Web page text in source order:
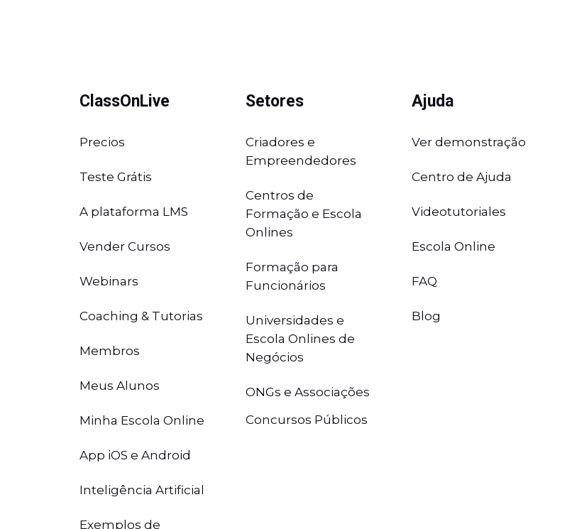
ClassOnLive
Precios
Teste Grátis
A plataforma LMS
Vender Cursos
Webinars
Coaching & Tutorias
Membros
Meus Alunos
Minha Escola Online
App iOS e Android
Inteligência Artificial
Exemplos de
Setores
Criadores e
Empreendedores
Centros de
Formação e Escola
Onlines
Formação para
Funcionários
Universidades e
Escola Onlines de
Negócios
ONGs e Associações
Concursos Públicos
Ajuda
Ver demonstração
Centro de Ajuda
Videotutoriales
Escola Online
FAQ
Blog